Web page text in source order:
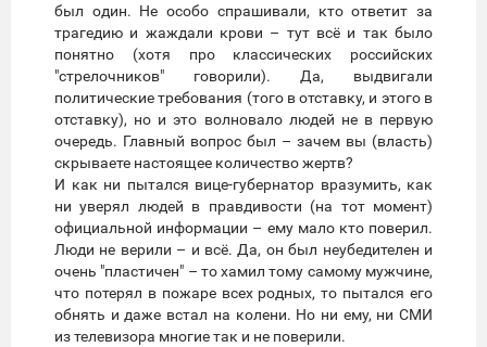
был один. Не особо спрашивали, кто ответит за
трагедию и жаждали крови – тут всё и так было
понятно (хотя про классических российских
"стрелочников" говорили). Да, выдвигали
политические требования (того в отставку, и этого в
отставку), но и это волновало людей не в первую
очередь. Главный вопрос был – зачем вы (власть)
скрываете настоящее количество жертв?
И как ни пытался вице-губернатор вразумить, как
ни уверял людей в правдивости (на тот момент)
официальной информации – ему мало кто поверил.
Люди не верили – и всё. Да, он был неубедителен и
очень "пластичен" – то хамил тому самому мужчине,
что потерял в пожаре всех родных, то пытался его
обнять и даже встал на колени. Но ни ему, ни СМИ
из телевизора многие так и не поверили.